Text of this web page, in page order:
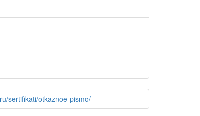
sertifikati/otkaznoe-pismo/